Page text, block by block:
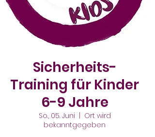
Sicherheits-
Training für Kinder
6-9 Jahre
So., 05. Juni
Ort wird
bekanntgegeben